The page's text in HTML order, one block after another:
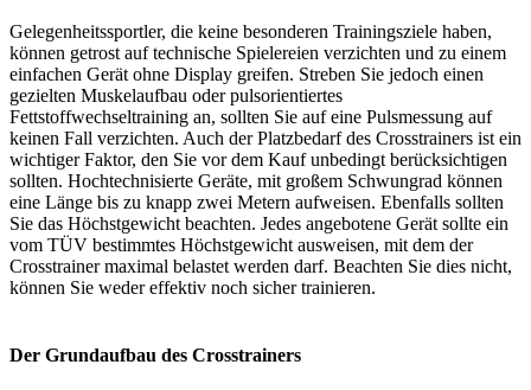
Gelegenheitssportler, die keine besonderen Trainingsziele haben,
können getrost auf technische Spielereien verzichten und zu einem
einfachen Gerät ohne Display greifen. Streben Sie jedoch einen
gezielten Muskelaufbau oder pulsorientiertes
Fettstoffwechseltraining an, sollten Sie auf eine Pulsmessung auf
keinen Fall verzichten. Auch der Platzbedarf des Crosstrainers ist ein
wichtiger Faktor, den Sie vor dem Kauf unbedingt berücksichtigen
sollten. Hochtechnisierte Geräte, mit großem Schwungrad können
eine Länge bis zu knapp zwei Metern aufweisen. Ebenfalls sollten
Sie das Höchstgewicht beachten. Jedes angebotene Gerät sollte ein
vom TÜV bestimmtes Höchstgewicht ausweisen, mit dem der
Crosstrainer maximal belastet werden darf. Beachten Sie dies nicht,
können Sie weder effektiv noch sicher trainieren.
Der Grundaufbau des Crosstrainers